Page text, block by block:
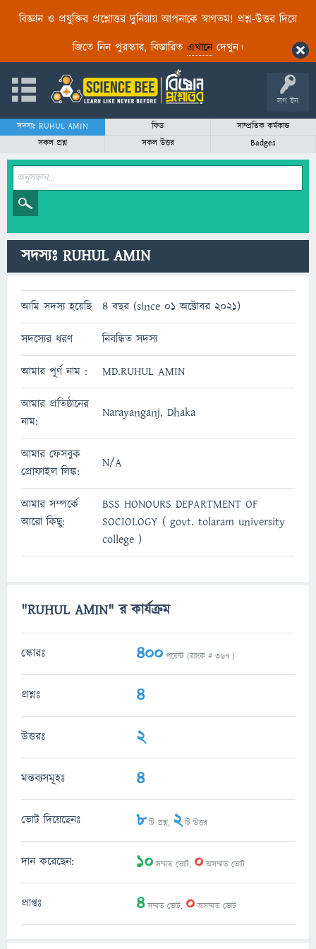
বিজ্ঞান ও প্রযুক্তির প্রশ্নোত্তর দুনিয়ায় আপনাকে স্বাগতম! প্রশ্ন-উত্তর দিয়ে
জিতে নিন পুরস্কার, বিস্তারিত এখানেদেখুন।
লগ ইন
সদস্যঃ RUHUL AMIN ফিড
সাম্প্রতিক কর্মকান্ড
সকল প্রশ্ন
সকল উত্তর Badges
সদস্যঃ RUHUL AMIN
আমি সদস্য হয়েছি 4 বছর (since 01 অক্টোবর 2021)
সদস্যের ধরণ নিবন্ধিত সদস্য
আমার পূর্ণ নাম : MD.RUHUL AMIN
আমার প্রতিষ্ঠানের
নাম:
Narayanganj, Dhaka
আমার ফেসবুক
প্রোফাইল লিঙ্ক:
N/A
আমার সম্পর্কে
আরো কিছু:
BSS HONOURS DEPARTMENT OF
SOCIOLOGY ( govt. tolaram university
college )
"RUHUL AMIN" র কার্যক্রম
স্কোরঃ 400 পয়েন্ট (র‌্যাংক # 367 )
প্রশ্নঃ 4
উত্তরঃ 2
মন্তব্যসমূহঃ 4
ভোট দিয়েছেনঃ 8টি প্রশ্ন, 2টি উত্তর
দান করেছেন: 10সম্মত ভোট, 0অসম্মত ভোট
প্রাপ্তঃ 4সম্মত ভোট, 0অসম্মত ভোট